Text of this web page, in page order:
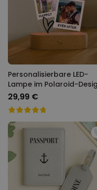
Personalisierbare LED-
Lampe im Polaroid-
29,99 €